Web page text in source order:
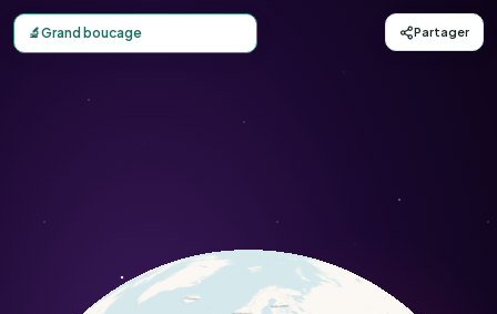
Carte d'observation du Grand boucage (Pimpinella
🔬Grand boucage Partager